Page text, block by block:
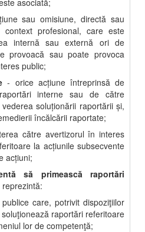
asociată;
sau omisiune, directă sau
profesional, care este
internă sau externă ori de
provoacă sau poate provoca
public;
- orice acţiune întreprinsă de
interne sau de către
soluţionării raportării şi,
încălcării raportate;
către avertizorul în interes
la acţiunile subsecvente
acţiuni;
să primească raportări
reprezintă:
care, potrivit dispoziţiilor
raportări referitoare
lor de competenţă;